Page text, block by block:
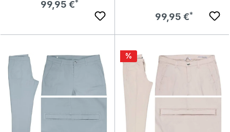
Regulärer Preis:
99,95 €
Regulärer Preis:
99,95 €
Rabatt
%